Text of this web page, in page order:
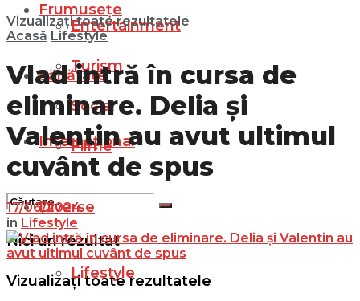
Entertainment
Turism
Social
Filme
Nici un rezultat
Vizualizați toate rezultatele
Frumusețe
Sănătate
Internațional
Diverse
Lifestyle
Vizualizați toate rezultatele
Acasă Lifestyle
Vlad intră în cursa de
eliminare. Delia și
Valentin au avut ultimul
cuvânt de spus
17/06/2024
in Lifestyle